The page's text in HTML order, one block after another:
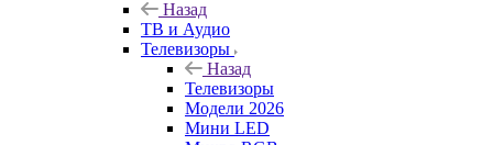
Назад
ТВ и Аудио
Телевизоры
Назад
Телевизоры
Модели 2026
Мини LED